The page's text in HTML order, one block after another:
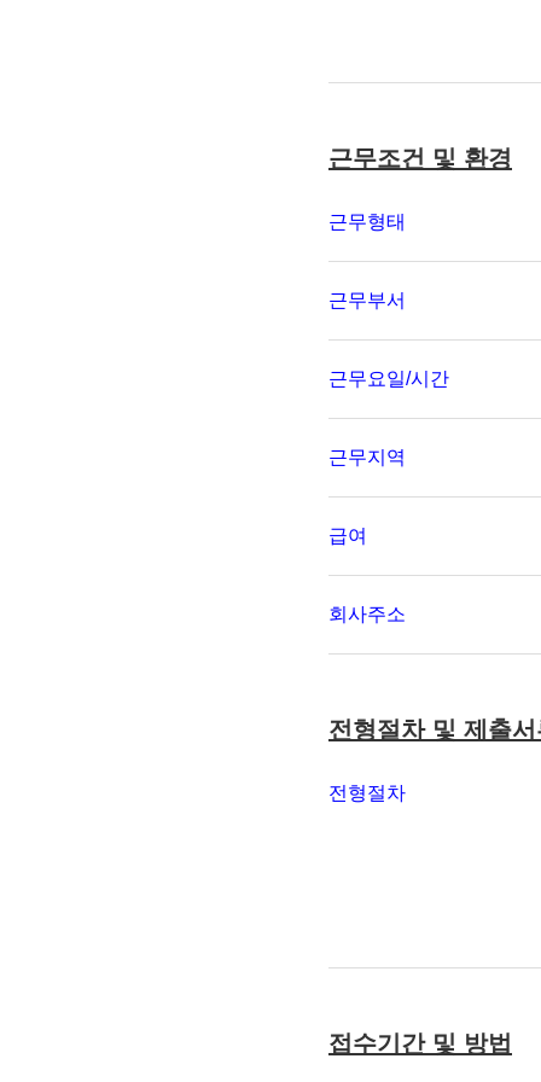
근무조건 및 환경
근무형태
근무부서
근무요일/시간
근무지역
급여
회사주소
전형절차 및 제출서
전형절차
접수기간 및 방법